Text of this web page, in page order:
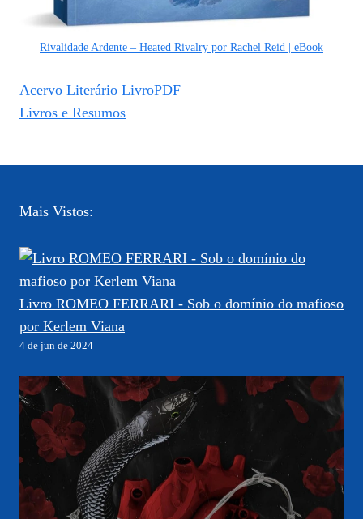
Rivalidade Ardente – Heated Rivalry por Rachel Reid | eBook
Acervo Literário LivroPDF
Livros e Resumos
Mais Vistos:
Livro ROMEO FERRARI - Sob o domínio do mafioso
por Kerlem Viana
4 de jun de 2024